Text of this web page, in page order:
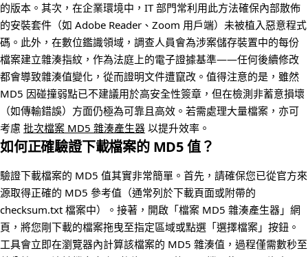
的版本。其次，在企業環境中，IT 部門常利用此方法確保內部散佈
的安裝套件（如 Adobe Reader、Zoom 用戶端）未被植入惡意程式
碼。此外，在數位鑑識領域，調查人員會為涉案儲存裝置中的每份
檔案建立雜湊指紋，作為法庭上的電子證據基準——任何後續修改
都會導致雜湊值變化，從而證明文件遭竄改。值得注意的是，雖然
MD5 因碰撞弱點已不建議用於高安全性簽章，但在檢測非蓄意損壞
（如傳輸錯誤）方面仍極為可靠且高效。若需處理大量檔案，亦可
考慮 批次檔案 MD5 雜湊產生器 以提升效率。
如何正確驗證下載檔案的 MD5 值？
驗證下載檔案的 MD5 值其實非常簡單。首先，請確保您已從官方來
源取得正確的 MD5 參考值（通常列於下載頁面或附帶的
checksum.txt 檔案中）。接著，開啟「檔案 MD5 雜湊產生器」網
頁，將您剛下載的檔案拖曳至指定區域或點選「選擇檔案」按鈕。
工具會立即在瀏覽器內計算該檔案的 MD5 雜湊值，過程僅需數秒至